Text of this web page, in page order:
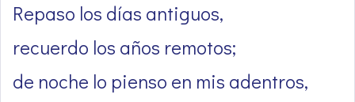
Repaso los días antiguos,
recuerdo los años remotos;
de noche lo pienso en mis adentros,